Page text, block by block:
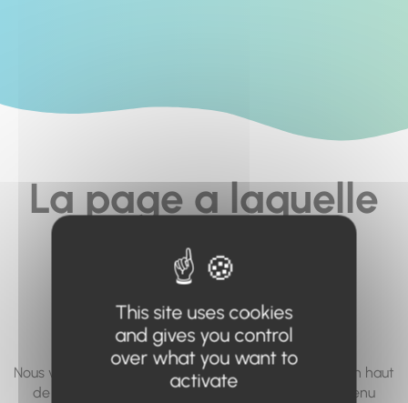
La page a laquelle
vous cherchez à
accéder n'existe
pas... ou plus.
Nous vous invitons à utiliser le moteur de recherche en haut
de page, ou à utiliser le menu pour trouver le contenu
This site uses cookies
and gives you control
over what you want to
activate